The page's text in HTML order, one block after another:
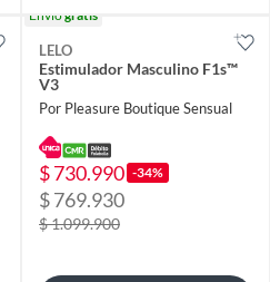
Envíogratis
LELO
Estimulador Masculino F1s™
V3
Por Pleasure Boutique Sensual
$ 730.990 -34%
$ 769.930
$ 1.099.900